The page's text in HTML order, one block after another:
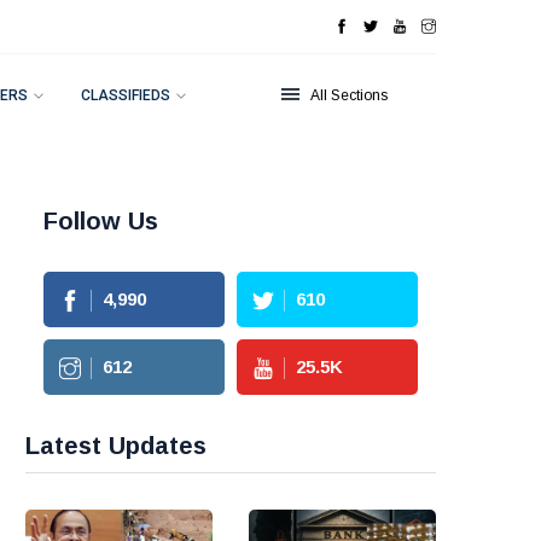
CLASSIFIEDS All Sections
Follow Us
4,990 610
612 25.5K
Latest Updates